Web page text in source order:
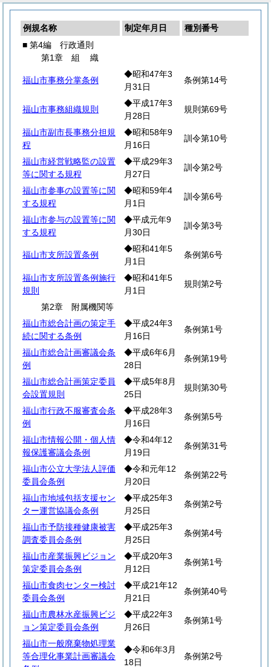
例規名称 制定年月日
種別番号
■ 第4編 行政通則
第1章 組織
福山市事務分掌条例
◆昭和47年3
月31日
条例第14号
福山市事務組織規則
◆平成17年3
月28日
規則第69号
福山市副市長事務分担規
程
◆昭和58年9
月16日
訓令第10号
福山市経営戦略監の設置
等に関する規程
◆平成29年3
月27日
訓令第2号
福山市参事の設置等に関
する規程
◆昭和59年4
月1日
訓令第6号
福山市参与の設置等に関
する規程
◆平成元年9
月30日
訓令第3号
福山市支所設置条例
◆昭和41年5
月1日
条例第6号
福山市支所設置条例施行
規則
◆昭和41年5
月1日
規則第2号
第2章 附属機関等
福山市総合計画の策定手
続に関する条例
◆平成24年3
月16日
条例第1号
福山市総合計画審議会条
例
◆平成6年6月
28日
条例第19号
福山市総合計画策定委員
会設置規則
◆平成5年8月
25日
規則第30号
福山市行政不服審査会条
例
◆平成28年3
月16日
条例第5号
福山市情報公開・個人情
報保護審議会条例
◆令和4年12
月19日
条例第31号
福山市公立大学法人評価
委員会条例
◆令和元年12
月20日
条例第22号
福山市地域包括支援セン
ター運営協議会条例
◆平成25年3
月25日
条例第2号
福山市予防接種健康被害
調査委員会条例
◆平成25年3
月25日
条例第4号
福山市産業振興ビジョン
策定委員会条例
◆平成20年3
月12日
条例第1号
福山市食肉センター検討
委員会条例
◆平成21年12
月21日
条例第40号
福山市農林水産振興ビジ
ョン策定委員会条例
◆平成22年3
月26日
条例第1号
福山市一般廃棄物処理業
等合理化事業計画審議会
◆令和6年3月
18日
条例第2号